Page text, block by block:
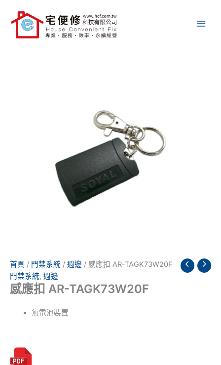
首頁 / 門禁系統 / 週邊 / 感應扣 AR-TAGK73W20F
門禁系統, 週邊
感應扣 AR-TAGK73W20F
無電池裝置